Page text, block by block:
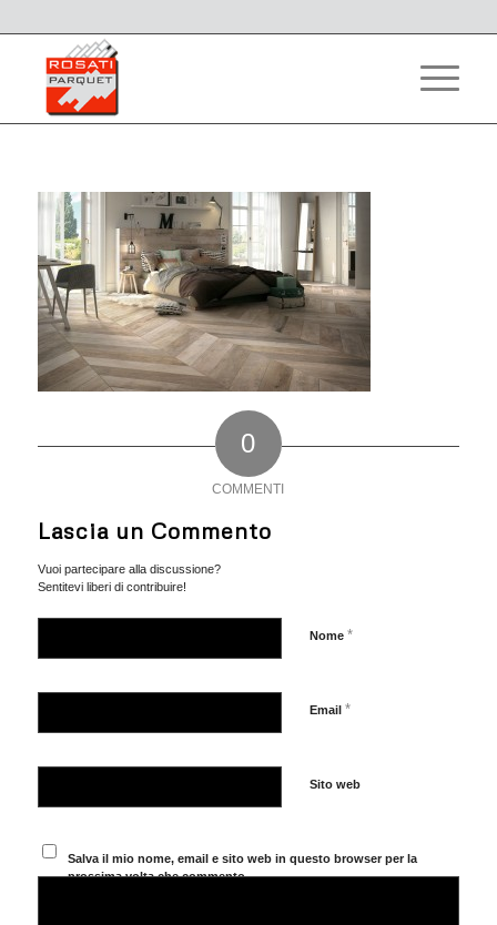
0
COMMENTI
Lascia un Commento
Vuoi partecipare alla discussione?
Sentitevi liberi di contribuire!
Nome *
Email *
Sito web
Salva il mio nome, email e sito web in questo browser per la
prossima volta che commento.